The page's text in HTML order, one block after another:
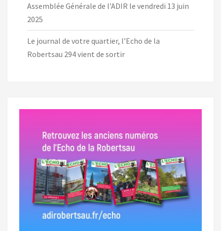
Assemblée Générale de l’ADIR le vendredi 13 juin
2025
Le journal de votre quartier, l’Echo de la
Robertsau 294 vient de sortir